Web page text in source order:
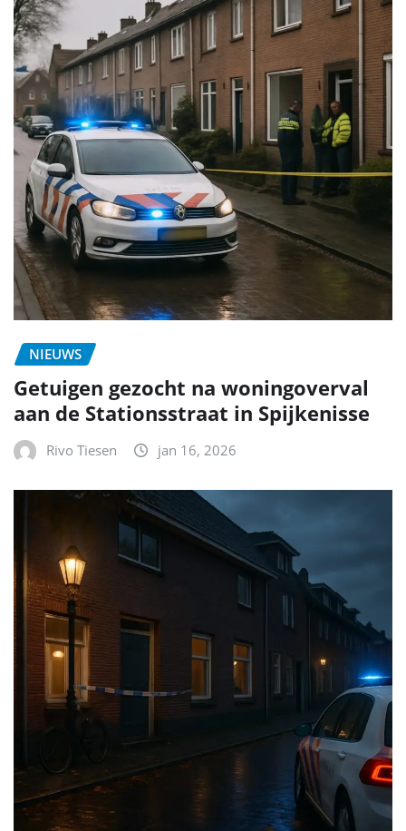
NIEUWS
Getuigen gezocht na woningoverval
aan de Stationsstraat in Spijkenisse
Rivo Tiesen jan 16, 2026